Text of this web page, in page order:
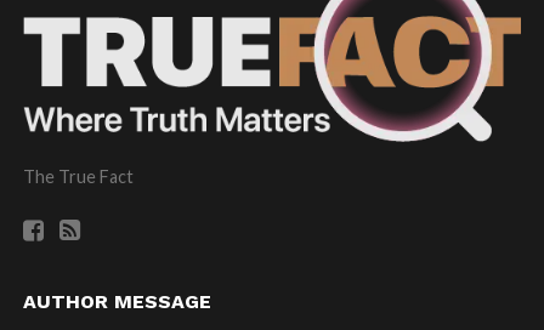
The True Fact
AUTHOR MESSAGE